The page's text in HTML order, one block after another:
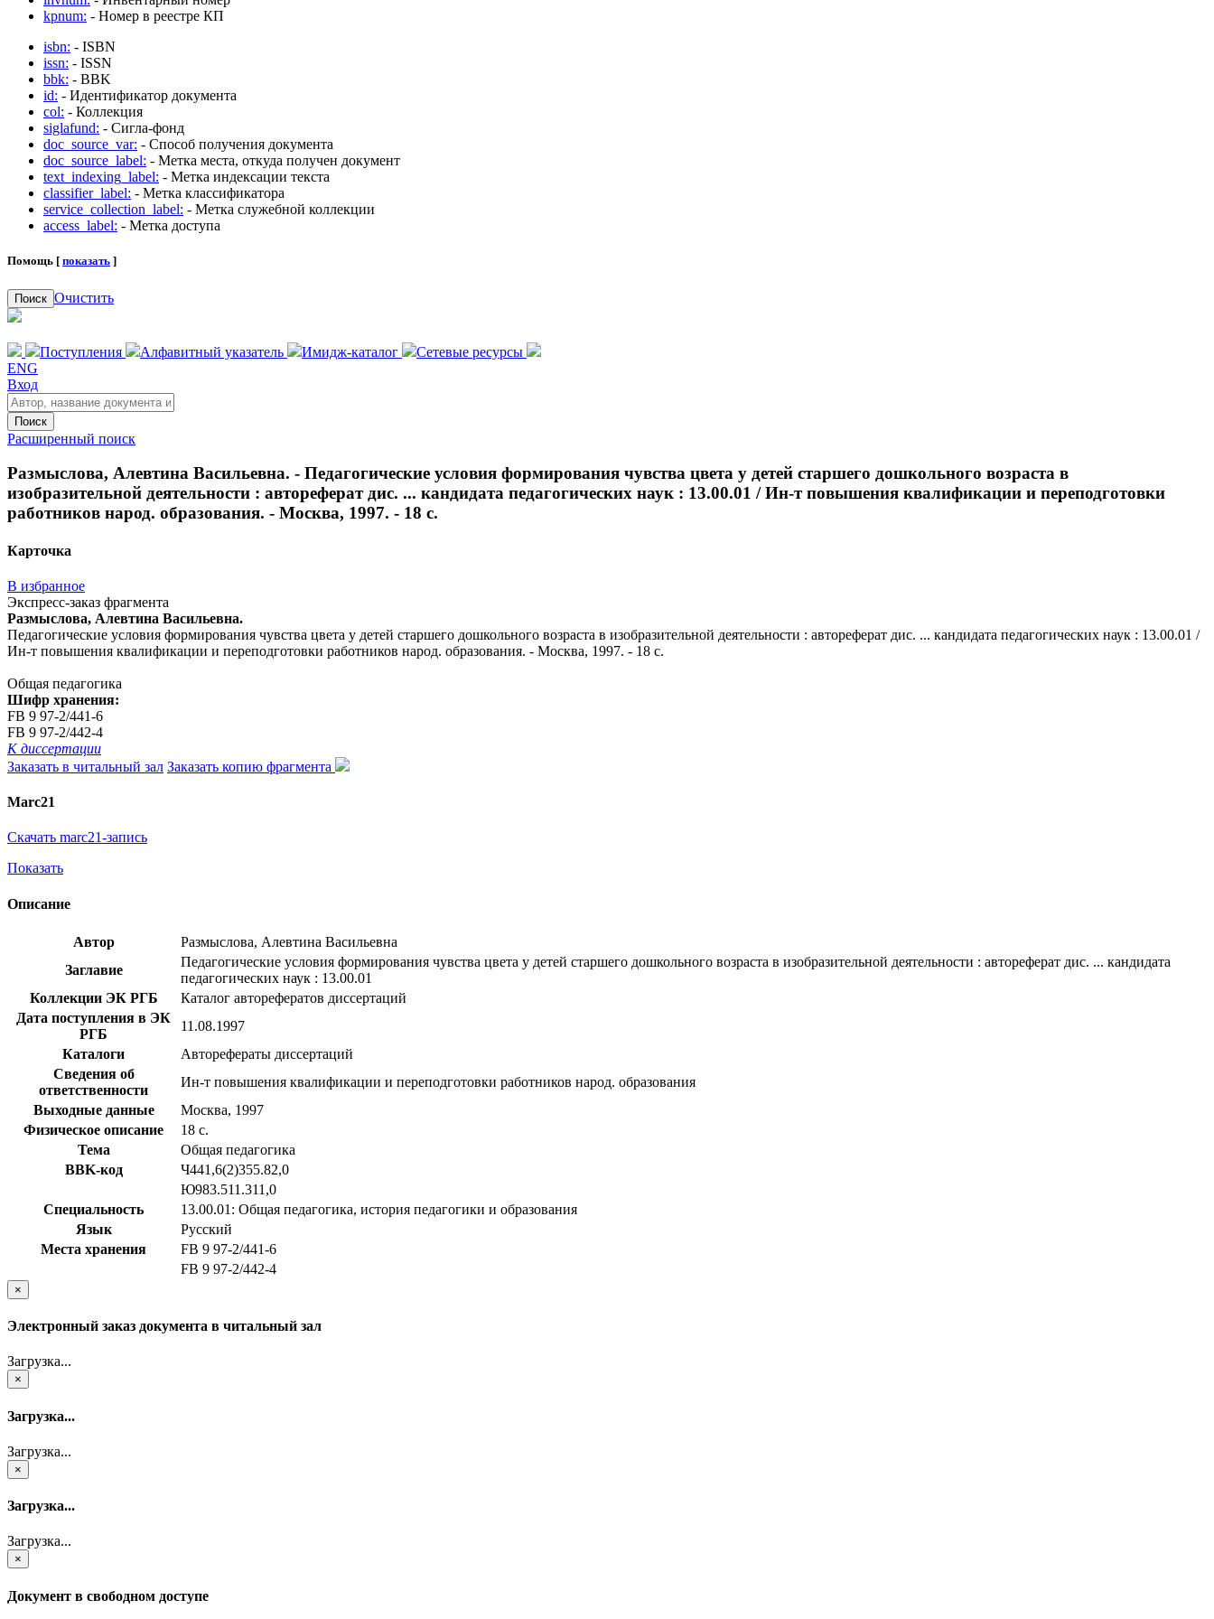
kpnum: - Номер в реестре КП
isbn: - ISBN
issn: - ISSN
bbk: - BBK
id: - Идентификатор документа
col: - Коллекция
siglafund: - Сигла-фонд
doc_source_var: - Способ получения документа
doc_source_label: - Метка места, откуда получен документ
text_indexing_label: - Метка индексации текста
classifier_label: - Метка классификатора
service_collection_label: - Метка служебной коллекции
access_label: - Метка доступа
Помощь [ показать ]
Поиск Очистить
Поступления Алфавитный указатель Имидж-каталог
Сетевые ресурсы
ENG
Вход
Поиск
Расширенный поиск
Размыслова, Алевтина Васильевна. - Педагогические условия формирования чувства цвета у детей старшего дошкольного возраста в
изобразительной деятельности : автореферат дис. ... кандидата педагогических наук : 13.00.01 / Ин-т повышения квалификации и переподготовки
работников народ. образования. - Москва, 1997. - 18 с.
Карточка
В избранное
Экспресс-заказ фрагмента
Размыслова, Алевтина Васильевна.
Педагогические условия формирования чувства цвета у детей старшего дошкольного возраста в изобразительной деятельности : автореферат дис. ... кандидата педагогических наук : 13.00.01 /
Ин-т повышения квалификации и переподготовки работников народ. образования. - Москва, 1997. - 18 с.
Общая педагогика
Шифр хранения:
FB 9 97-2/441-6
FB 9 97-2/442-4
К диссертации
Заказать в читальный зал Заказать копию фрагмента
Marc21
Скачать marc21-запись
Показать
Описание
Автор
Размыслова, Алевтина Васильевна
Заглавие
Педагогические условия формирования чувства цвета у детей старшего дошкольного возраста в изобразительной деятельности : автореферат дис. ... кандидата
педагогических наук : 13.00.01
Коллекции ЭК РГБ
Каталог авторефератов диссертаций
Дата поступления в ЭК
РГБ
11.08.1997
Каталоги
Авторефераты диссертаций
Сведения об
ответственности
Ин-т повышения квалификации и переподготовки работников народ. образования
Выходные данные
Москва, 1997
Физическое описание
18 с.
Тема
Общая педагогика
BBK-код
Ч441,6(2)355.82,0
Ю983.511.311,0
Специальность
13.00.01: Общая педагогика, история педагогики и образования
Язык
Русский
Места хранения
FB 9 97-2/441-6
FB 9 97-2/442-4
×
Электронный заказ документа в читальный зал
Загрузка...
×
Загрузка...
Загрузка...
×
Загрузка...
Загрузка...
×
Документ в свободном доступе